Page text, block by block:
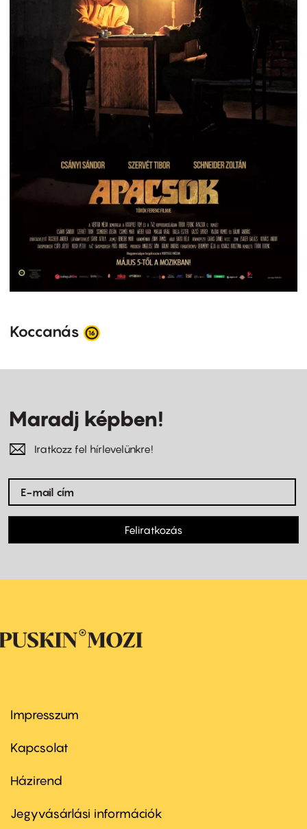
Koccanás
Maradj képben!
Iratkozz fel hírlevelünkre!
Feliratkozás
Footer
first
Impresszum
Kapcsolat
Footer
second
Házirend
Jegyvásárlási információk